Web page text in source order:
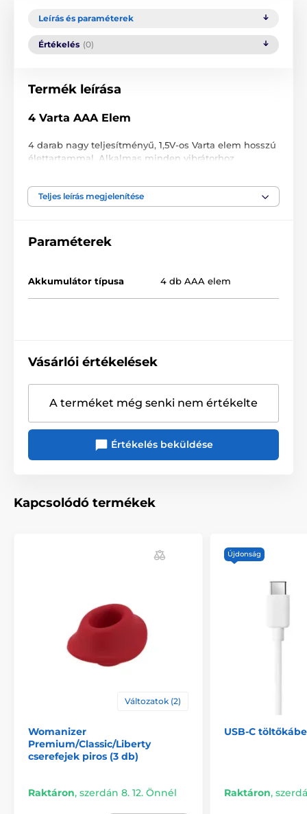
Leírás és paraméterek
Értékelés (0)
Termék leírása
4 Varta AAA Elem
4 darab nagy teljesítményű, 1,5V-os Varta elem hosszú
élettartammal. Alkalmas minden vibrátorhoz
más elemes játékszerekhez.
Elemek és tartozékok Elemek
Teljes leírás megjelenítése
Paraméterek
Akkumulátor típusa 4 db AAA elem
Vásárlói értékelések
A terméket még senki nem értékelte
Értékelés beküldése
Kapcsolódó termékek
Változatok (2)
Womanizer
Premium/Classic/Liberty
cserefejek piros (3 db)
Raktáron, szerdán 8. 12. Önnél
Újdonság
USB-C
Raktáron,